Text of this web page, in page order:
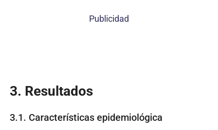
Publicidad
3. Resultados
3.1. Características epidemiológica